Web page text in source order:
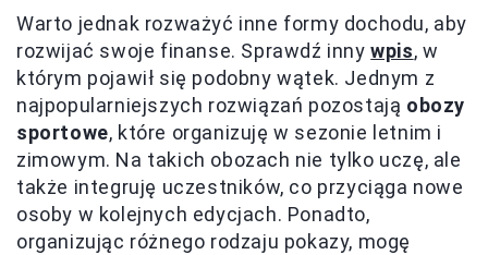
Warto jednak rozważyć inne formy dochodu, aby
rozwijać swoje finanse. Sprawdź innywpis, w
którym pojawił się podobny wątek. Jednym z
najpopularniejszych rozwiązań pozostają obozy
sportowe, które organizuję w sezonie letnim i
zimowym. Na takich obozach nie tylko uczę, ale
także integruję uczestników, co przyciąga nowe
osoby w kolejnych edycjach. Ponadto,
organizując różnego rodzaju pokazy, mogę